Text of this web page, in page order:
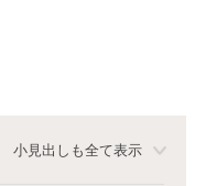
小見出しも全て表示